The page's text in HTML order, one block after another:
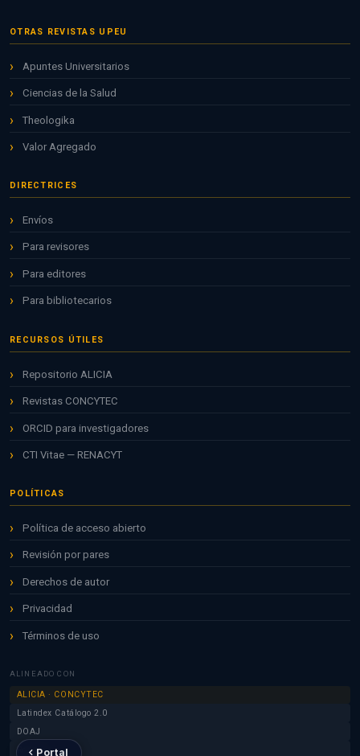
Portal
OTRAS REVISTAS UPEU
Apuntes Universitarios
Ciencias de la Salud
Theologika
Valor Agregado
DIRECTRICES
Envíos
Para revisores
Para editores
Para bibliotecarios
RECURSOS ÚTILES
Repositorio ALICIA
Revistas CONCYTEC
ORCID para investigadores
CTI Vitae — RENACYT
POLÍTICAS
Política de acceso abierto
Revisión por pares
Derechos de autor
Privacidad
Términos de uso
ALINEADO CON
ALICIA · CONCYTEC
Latindex Catálogo 2.0
DOAJ
Redalyc